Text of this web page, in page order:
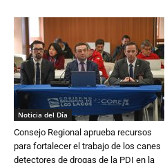
Noticia del Día
Consejo Regional aprueba recursos
para fortalecer el trabajo de los canes
detectores de drogas de la PDI en la